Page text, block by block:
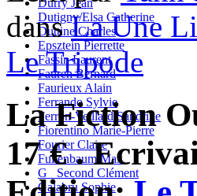
Durry Jean
Dutigny/Elsa Catherine
Duttine Charles
Epsztein Pierrette
Fassin Laurent
Fauren Bernard
Faurieux Alain
Ferrando Sylvie
Ferron-Veillard Sandrine
Fiorentino Marie-Pierre
Fourier Claire
Fullenbaum Max
G_ Second Clément
Galabru Sophie
dansLa Une
Le Tripode
La Fiction
17 € .